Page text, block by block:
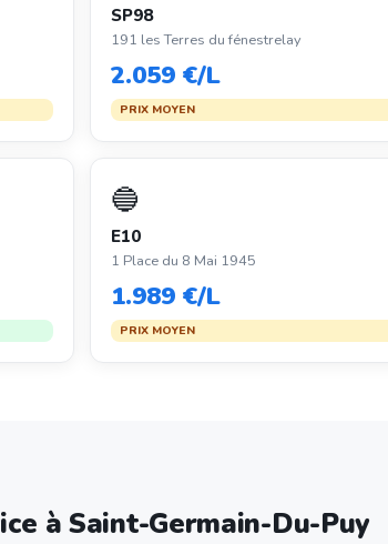
SP98
191 les Terres du fénestrelay
2.059 €/L
PRIX MOYEN
🔵
E10
1 Place du 8 Mai 1945
1.989 €/L
PRIX MOYEN
à Saint-Germain-Du-Puy